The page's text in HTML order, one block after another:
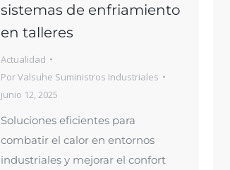
sistemas de enfriamiento
en talleres
Actualidad
PorValsuhe Suministros Industriales
junio 12, 2025
Soluciones eficientes para
combatir el calor en entornos
industriales y mejorar el confort